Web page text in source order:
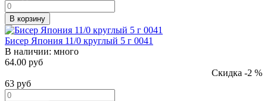
В корзину
Бисер Япония 11/0 круглый 5 г 0041
В наличии: много
64.00 руб
Скидка -2 %
63 руб